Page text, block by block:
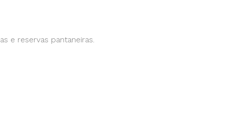
e reservas pantaneiras.